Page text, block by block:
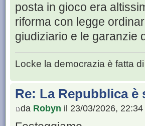
posta in gioco era
riforma con legge
giudiziario e le garanzie
Locke la democrazia è fatta
Re: La Repubblica è
da Robyn il 23/03/2026, 22:34